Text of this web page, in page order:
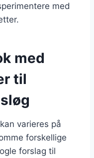
med
med
til
varieres på
forskellige
forslag til